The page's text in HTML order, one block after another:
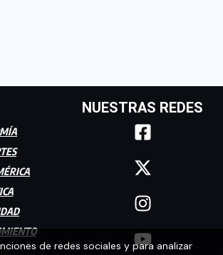
NUESTRAS REDES
de redes sociales y para analizar